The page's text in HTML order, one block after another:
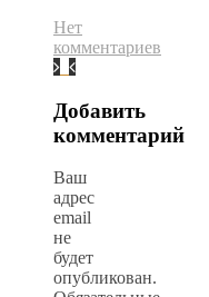
Нет
комментариев
Добавить
комментарий
Ваш
адрес
email
не
будет
опубликован.